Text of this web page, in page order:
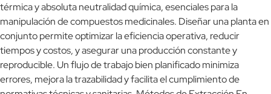
térmica y absoluta neutralidad química, esenciales para la
manipulación de compuestos medicinales. Diseñar una planta en
conjunto permite optimizar la eficiencia operativa, reducir
tiempos y costos, y asegurar una producción constante y
reproducible. Un flujo de trabajo bien planificado minimiza
errores, mejora la trazabilidad y facilita el cumplimiento de